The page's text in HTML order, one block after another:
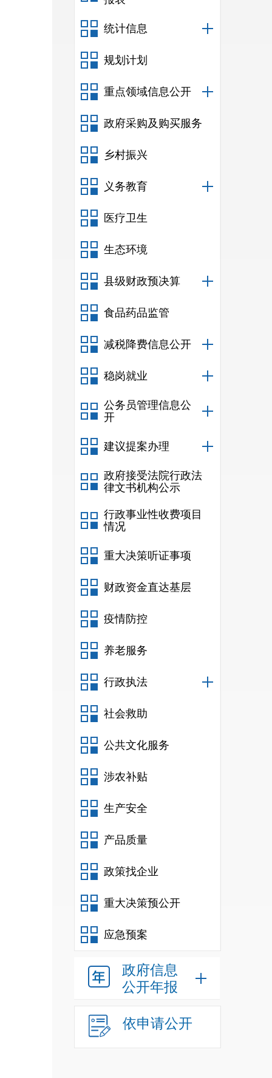
统计信息
规划计划
重点领域信息公开
政府采购及购买服务
乡村振兴
义务教育
医疗卫生
生态环境
县级财政预决算
食品药品监管
减税降费信息公开
稳岗就业
公务员管理信息公
开
建议提案办理
政府接受法院行政法
律文书机构公示
行政事业性收费项目
情况
重大决策听证事项
财政资金直达基层
疫情防控
养老服务
行政执法
社会救助
公共文化服务
涉农补贴
生产安全
产品质量
政策找企业
重大决策预公开
应急预案
政府信息
公开年报
依申请公开